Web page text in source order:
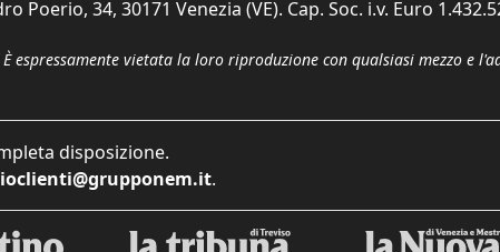
Poerio, 34, 30171 Venezia (VE). Cap. Soc. i.v. Euro
vietata la loro riproduzione con qualsiasi mezzo e
disposizione.
.